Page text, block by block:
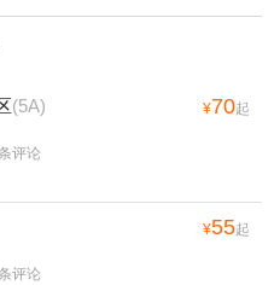
(5A) ¥70起
评论
¥55起
评论